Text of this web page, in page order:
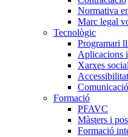
Normativa
Marc legal
Tecnològic
Programari
Aplicacions
Xarxes
Formació
PFAVC
Màsters i
Formació